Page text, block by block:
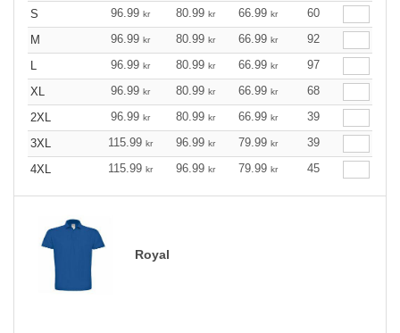
S 96.99 kr 80.99 kr 66.99 kr
60
M
96.99 kr 80.99 kr 66.99 kr
92
L
96.99 kr 80.99 kr 66.99 kr
97
XL
96.99 kr 80.99 kr 66.99 kr
68
2XL
96.99 kr 80.99 kr 66.99 kr
39
3XL
115.99 kr 96.99 kr 79.99 kr
39
4XL
115.99 kr 96.99 kr 79.99 kr 45
Royal